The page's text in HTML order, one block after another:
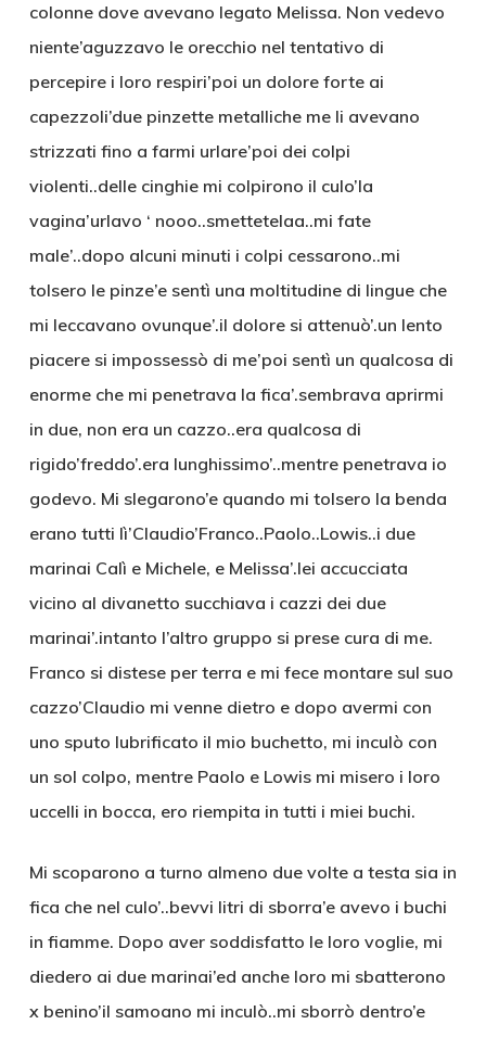
colonne dove avevano legato Melissa. Non vedevo
niente’aguzzavo le orecchio nel tentativo di
percepire i loro respiri’poi un dolore forte ai
capezzoli’due pinzette metalliche me li avevano
strizzati fino a farmi urlare’poi dei colpi
violenti..delle cinghie mi colpirono il culo’la
vagina’urlavo ‘ nooo..smettetelaa..mi fate
male’..dopo alcuni minuti i colpi cessarono..mi
tolsero le pinze’e sentì una moltitudine di lingue che
mi leccavano ovunque’.il dolore si attenuò’.un lento
piacere si impossessò di me’poi sentì un qualcosa di
enorme che mi penetrava la fica’.sembrava aprirmi
in due, non era un cazzo..era qualcosa di
rigido’freddo’.era lunghissimo’..mentre penetrava io
godevo. Mi slegarono’e quando mi tolsero la benda
erano tutti lì’Claudio’Franco..Paolo..Lowis..i due
marinai Calì e Michele, e Melissa’.lei accucciata
vicino al divanetto succhiava i cazzi dei due
marinai’.intanto l’altro gruppo si prese cura di me.
Franco si distese per terra e mi fece montare sul suo
cazzo’Claudio mi venne dietro e dopo avermi con
uno sputo lubrificato il mio buchetto, mi inculò con
un sol colpo, mentre Paolo e Lowis mi misero i loro
uccelli in bocca, ero riempita in tutti i miei buchi.
Mi scoparono a turno almeno due volte a testa sia in
fica che nel culo’..bevvi litri di sborra’e avevo i buchi
in fiamme. Dopo aver soddisfatto le loro voglie, mi
diedero ai due marinai’ed anche loro mi sbatterono
x benino’il samoano mi inculò..mi sborrò dentro’e